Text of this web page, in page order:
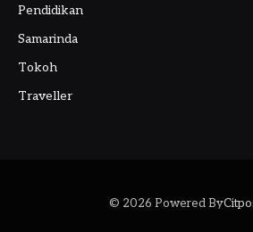
Pendidikan
Samarinda
Tokoh
Traveller
© 2026 Powered By